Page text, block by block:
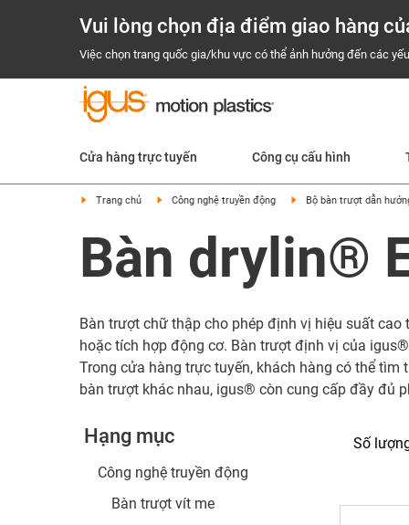
Vui lòng chọn địa điểm giao hàng
Việc chọn trang quốc gia/khu vực có thể ảnh hưởng đến các
Cửa hàng trực tuyến Công cụ cấu hình
Trang chủ Công nghệ truyền động Bộ bàn trượt dẫn
Bàn drylin®
Bàn trượt chữ thập cho phép định vị hiệu suất cao
hoặc tích hợp động cơ. Bàn trượt định vị của
Trong cửa hàng trực tuyến, khách hàng có thể
bàn trượt khác nhau, igus® còn cung cấp đầy đủ
Hạng mục
Công nghệ truyền động
Bàn trượt vít me
Số